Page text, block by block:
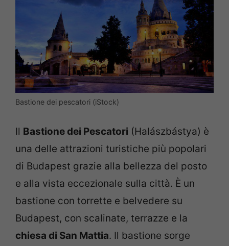
Bastione dei pescatori (iStock)
Il Bastione dei Pescatori (Halászbástya) è
una delle attrazioni turistiche più popolari
di Budapest grazie alla bellezza del posto
e alla vista eccezionale sulla città. È un
bastione con torrette e belvedere su
Budapest, con scalinate, terrazze e la
chiesa di San Mattia. Il bastione sorge